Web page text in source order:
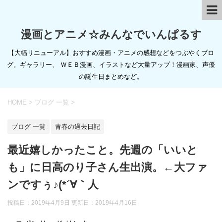
漫画とアニメ☆みんなでいんぱるす
【大幅リニューアル】おすすめ漫画・アニメの感想などをつぶやくブロ
グ。ギャラリー、 ＷＥＢ漫画、イラストなど大量アップ！漫画家、声優
の誕生日まとめなど。
HOME > ブログ 一覧 >
ブログ 一覧 青春の過去日記
最近嬉しかったこと。先週の「いいと
も」に日高のり子さん生出演。←大ファ
ンですぅ♪(*´∀｀人
投稿日：2019年4月9日 更新日： 2019年4月16日